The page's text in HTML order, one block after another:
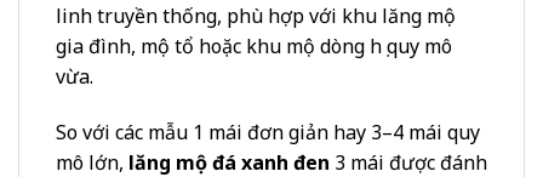
linh truyền thống, phù hợp với khu lăng mộ
gia đình, mộ tổ hoặc khu mộ dòng họ quy mô
vừa.
So với các mẫu 1 mái đơn giản hay 3–4 mái quy
mô lớn, lăng mộ đá xanh đen 3 mái được đánh